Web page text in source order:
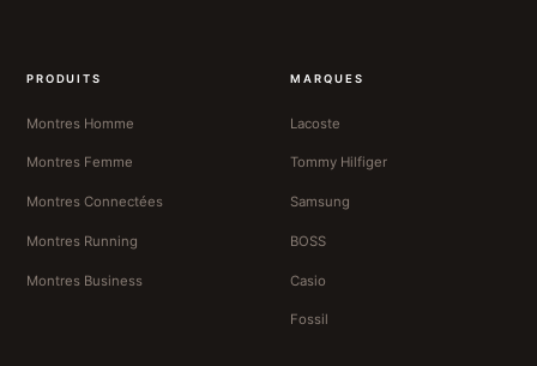
PRODUITS
Montres Homme
Montres Femme
Montres Connectées
Montres Running
Montres Business
MARQUES
Lacoste
Tommy Hilfiger
Samsung
BOSS
Casio
Fossil